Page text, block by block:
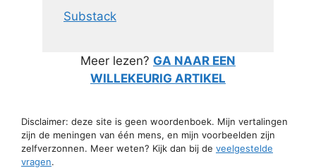
Substack
Meer lezen? GA NAAR EEN
WILLEKEURIG ARTIKEL
Disclaimer: deze site is geen woordenboek. Mijn vertalingen
zijn de meningen van één mens, en mijn voorbeelden zijn
zelfverzonnen. Meer weten? Kijk dan bij de veelgestelde
vragen.